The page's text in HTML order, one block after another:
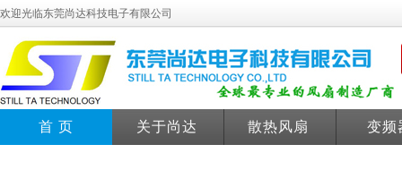
欢迎光临东莞尚达科技电子有限公司
首 页 关于尚达 散热风扇 变频